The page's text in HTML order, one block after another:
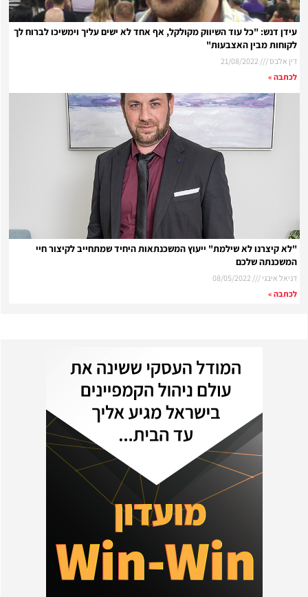
עידן דנש: "כל עוד השיווק מקולקל, אף אחד לא ישים עליך וימשיכו לברוח לך
לקוחות מבין האצבעות"
דין אלבס
לכתבה »
"לא קיצרנו לא שילמת" ייעוץ המשכנתאות היחיד שמתחייב לקיצור חיי
המשכנתה שלכם
דניאל איבגי
לכתבה »